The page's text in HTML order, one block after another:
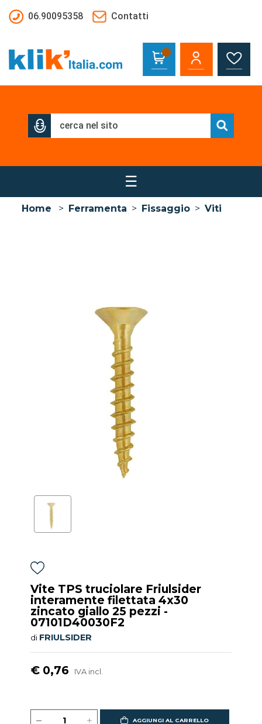
06.90095358
Contatti
☰
Home > Ferramenta > Fissaggio > Viti
Vite TPS truciolare Friulsider
interamente filettata 4x30
zincato giallo 25 pezzi -
07101D40030F2
di FRIULSIDER
€ 0,76 IVA incl.
AGGIUNGI AL CARRELLO